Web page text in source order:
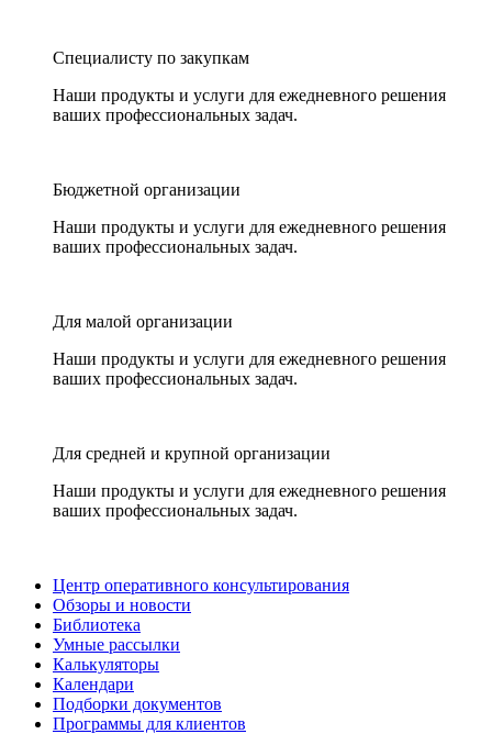
Специалисту по закупкам
Наши продукты и услуги для ежедневного решения
ваших профессиональных задач.
Бюджетной организации
Наши продукты и услуги для ежедневного решения
ваших профессиональных задач.
Для малой организации
Наши продукты и услуги для ежедневного решения
ваших профессиональных задач.
Для средней и крупной организации
Наши продукты и услуги для ежедневного решения
ваших профессиональных задач.
Центр оперативного консультирования
Обзоры и новости
Библиотека
Умные рассылки
Калькуляторы
Календари
Подборки документов
Программы для клиентов